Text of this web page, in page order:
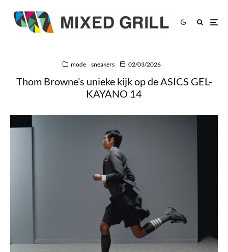
mode sneakers 02/03/2026
Thom Browne’s unieke kijk op de ASICS GEL-
KAYANO 14